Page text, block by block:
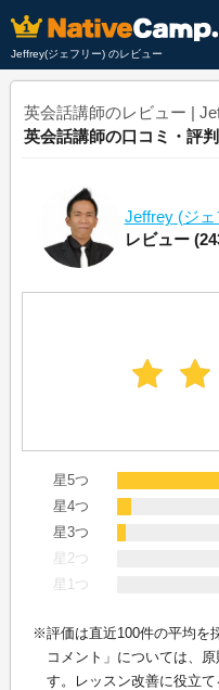
Jeffrey(ジェフリー) のレビュー
英会話講師のレビュー |
英会話講師の口コミ・評
Jeffrey (ジ
レビュー
星5つ
星4つ
星3つ
星2つ
星1つ
評価は直近100件の平均を
コメント」については、
す。レッスン改善に役立